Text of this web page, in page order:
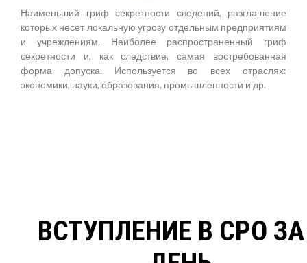
Наименьший гриф секретности сведений, разглашение
которых несет локальную угрозу отдельным предприятиям
и учреждениям. Наиболее распространенный гриф
секретности и, как следствие, самая востребованная
форма допуска. Используется во всех отраслях:
экономики, науки, образования, промышленности и др.
ВСТУПЛЕНИЕ В СРО